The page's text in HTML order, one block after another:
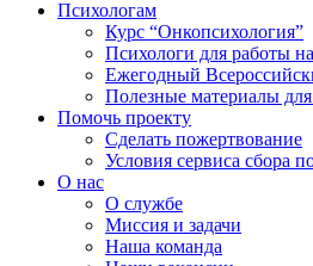
Психологам
Курс “Онкопсихология”
Психологи для работы
Ежегодный
Полезные материалы
Помочь проекту
Сделать пожертвование
Условия сервиса сбора
О нас
О службе
Миссия и задачи
Наша команда